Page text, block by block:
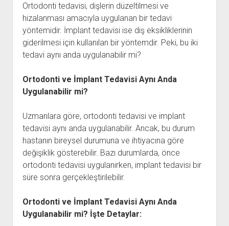
Ortodonti tedavisi, dişlerin düzeltilmesi ve
hizalanması amacıyla uygulanan bir tedavi
yöntemidir. İmplant tedavisi ise diş eksikliklerinin
giderilmesi için kullanılan bir yöntemdir. Peki, bu iki
tedavi aynı anda uygulanabilir mi?
Ortodonti ve İmplant Tedavisi Aynı Anda
Uygulanabilir mi?
Uzmanlara göre, ortodonti tedavisi ve implant
tedavisi aynı anda uygulanabilir. Ancak, bu durum
hastanın bireysel durumuna ve ihtiyacına göre
değişiklik gösterebilir. Bazı durumlarda, önce
ortodonti tedavisi uygulanırken, implant tedavisi bir
süre sonra gerçekleştirilebilir.
Ortodonti ve İmplant Tedavisi Aynı Anda
Uygulanabilir mi? İşte Detaylar: